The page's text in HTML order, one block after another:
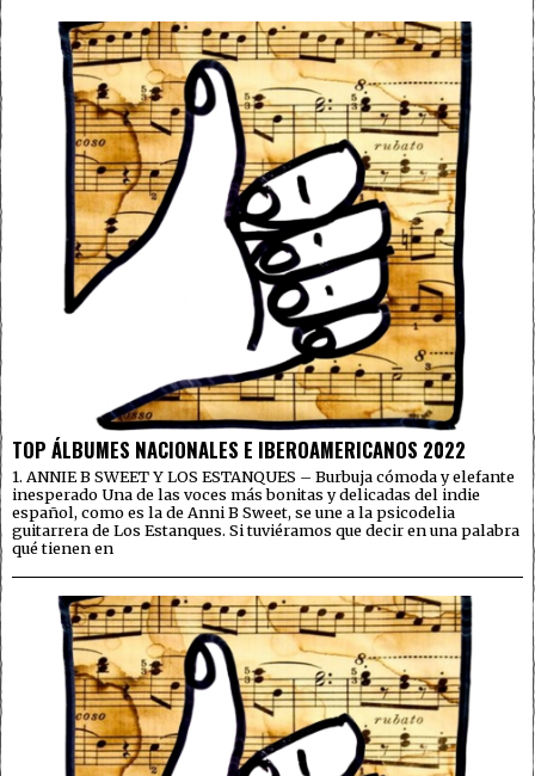
TOP ÁLBUMES NACIONALES E IBEROAMERICANOS 2022
1. ANNIE B SWEET Y LOS ESTANQUES – Burbuja cómoda y elefante
inesperado Una de las voces más bonitas y delicadas del indie
español, como es la de Anni B Sweet, se une a la psicodelia
guitarrera de Los Estanques. Si tuviéramos que decir en una palabra
qué tienen en